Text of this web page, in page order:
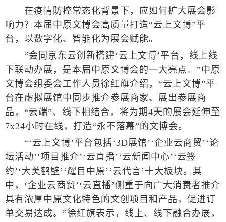
在疫情防控常态化背景下，应如何扩大展会影
响力？本届中原文博会高质量打造“云上文博”平
台，以数字化、智能化为展会赋能。
“会同京东云创新搭建‘云上文博’平台，线上线
下联动办展，是本届中原文博会的一大亮点。”中原
文博会组委会工作人员徐红旗介绍，“云上文博”平
台在虚拟展馆中同步推介参展商家、展出参展商
品，“云端”、线下相结合，将为期4天的展会延伸至
7x24小时在线，打造“永不落幕”的文博会。
“‘云上文博’平台包括‘3D展馆’‘企业云商贸’‘论
坛活动’‘项目推介’‘云直播’‘云新闻中心’‘云签
约’‘大美鹤壁’‘耀目中原’‘云代言’十大板块。其
中，‘企业云商贸’‘云直播’侧重于向广大消费者推介
具有浓厚中原文化特色的文创项目和产品，促进订
单交易达成。”徐红旗表示，线上、线下融合办展，